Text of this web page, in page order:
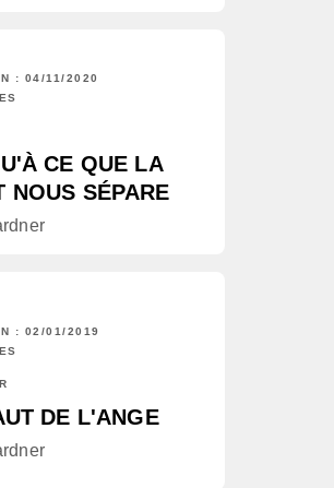
: 04/11/2020
CE QUE LA
NOUS SÉPARE
: 02/01/2019
DE L'ANGE